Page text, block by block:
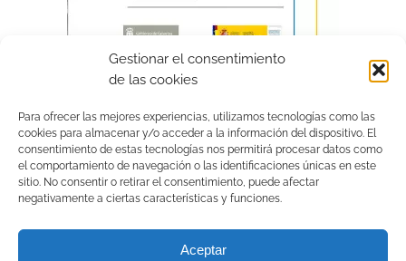
Gestionar el consentimiento
de las cookies
Para ofrecer las mejores experiencias, utilizamos tecnologías como las
cookies para almacenar y/o acceder a la información del dispositivo. El
consentimiento de estas tecnologías nos permitirá procesar datos como
el comportamiento de navegación o las identificaciones únicas en este
sitio. No consentir o retirar el consentimiento, puede afectar
negativamente a ciertas características y funciones.
Aceptar